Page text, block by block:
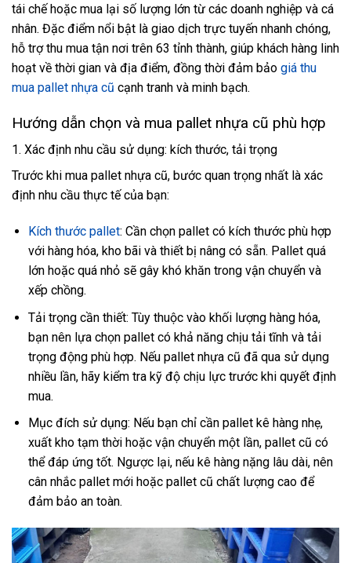
tái chế hoặc mua lại số lượng lớn từ các doanh nghiệp và cá
nhân. Đặc điểm nổi bật là giao dịch trực tuyến nhanh chóng,
hỗ trợ thu mua tận nơi trên 63 tỉnh thành, giúp khách hàng linh
hoạt về thời gian và địa điểm, đồng thời đảm bảo giá thu
mua pallet nhựa cũ cạnh tranh và minh bạch.
Hướng dẫn chọn và mua pallet nhựa cũ phù hợp
1. Xác định nhu cầu sử dụng: kích thước, tải trọng
Trước khi mua pallet nhựa cũ, bước quan trọng nhất là xác
định nhu cầu thực tế của bạn:
Kích thước pallet: Cần chọn pallet có kích thước phù hợp
với hàng hóa, kho bãi và thiết bị nâng có sẵn. Pallet quá
lớn hoặc quá nhỏ sẽ gây khó khăn trong vận chuyển và
xếp chồng.
Tải trọng cần thiết: Tùy thuộc vào khối lượng hàng hóa,
bạn nên lựa chọn pallet có khả năng chịu tải tĩnh và tải
trọng động phù hợp. Nếu pallet nhựa cũ đã qua sử dụng
nhiều lần, hãy kiểm tra kỹ độ chịu lực trước khi quyết định
mua.
Mục đích sử dụng: Nếu bạn chỉ cần pallet kê hàng nhẹ,
xuất kho tạm thời hoặc vận chuyển một lần, pallet cũ có
thể đáp ứng tốt. Ngược lại, nếu kê hàng nặng lâu dài, nên
cân nhắc pallet mới hoặc pallet cũ chất lượng cao để
đảm bảo an toàn.